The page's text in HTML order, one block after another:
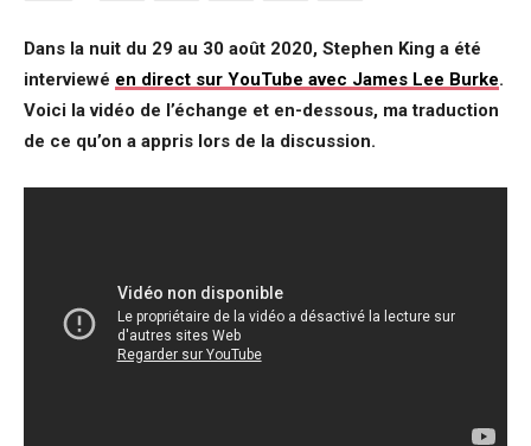
Dans la nuit du 29 au 30 août 2020, Stephen King a été
interviewé en direct sur YouTube avec James Lee Burke.
Voici la vidéo de l’échange et en-dessous, ma traduction
de ce qu’on a appris lors de la discussion.